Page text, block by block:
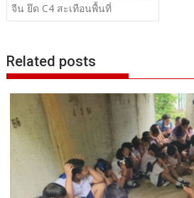
จีน ยึด C4 สะเทือนพื้นที่
Related posts